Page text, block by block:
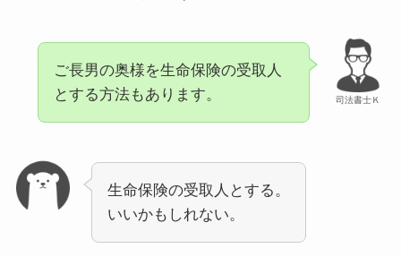
司法書士Ｋ
ご長男の奥様を生命保険の受取人
とする方法もあります。
生命保険の受取人とする。
いいかもしれない。